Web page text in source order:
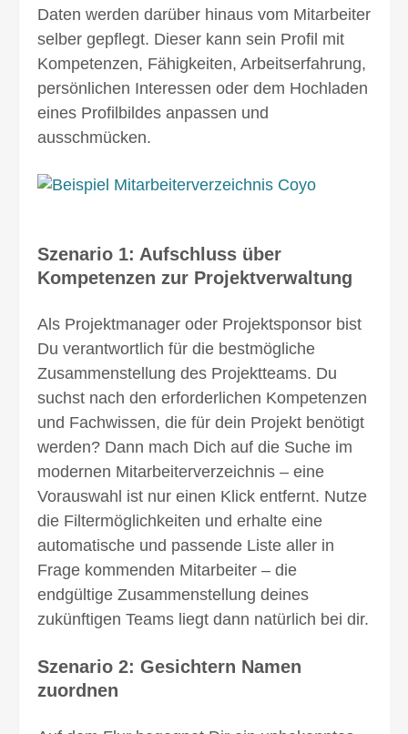
Daten werden darüber hinaus vom Mitarbeiter
selber gepflegt. Dieser kann sein Profil mit
Kompeten­zen, Fähig­keiten, Arbeitserfahrung,
persönlichen Interessen oder dem Hochladen
eines Profilbildes anpassen und
ausschmücken.
Szenario 1: Aufschluss über
Kompetenzen zur Projekt­verwaltung
Als Projektmanager oder Projektsponsor bist
Du verantwortlich für die best­mögliche
Zusammen­stellung des Projektteams. Du
suchst nach den erfor­derlichen Kompetenzen
und Fachwissen, die für dein Projekt benötigt
wer­den? Dann mach Dich auf die Suche im
modernen Mitarbeiterverzeichnis – eine
Vorauswahl ist nur einen Klick entfernt. Nutze
die Filtermöglichkeiten und erhalte eine
automatische und passende Liste aller in
Frage kommenden Mitarbeiter – die
endgültige Zusammenstellung deines
zukünftigen Teams liegt dann natürlich bei dir.
Szenario 2: Gesichtern Namen
zuordnen